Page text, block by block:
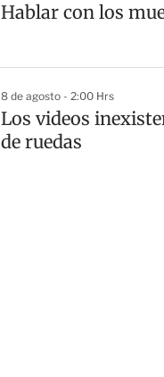
Hablar con los
8 de agosto - 2:00 Hrs
Los videos
de ruedas